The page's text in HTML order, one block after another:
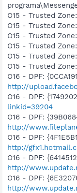
O15 - Trusted
O15 - Trusted
O15 - Trusted
O15 - Trusted
O15 - Trusted
O15 - Trusted
O16 - DPF:
http://
O16 - DPF:
linkid=39204
O16 - DPF:
http://
O16 - DPF:
http://
O16 - DPF:
http://
O16 - DPF:
http://